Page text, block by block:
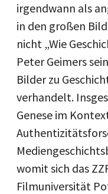
irgendwann als
in den großen
nicht „Wie
Peter Geimers
Bilder zu
verhandelt.
Genese im
womit sich das
Filmuniversität